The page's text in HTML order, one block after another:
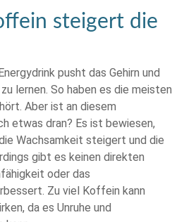
steigert die
pusht das Gehirn und
lernen. So haben es die meisten
Aber ist an diesem
etwas dran? Es ist bewiesen,
Wachsamkeit steigert und die
gibt es keinen direkten
oder das
Zu viel Koffein kann
da es Unruhe und